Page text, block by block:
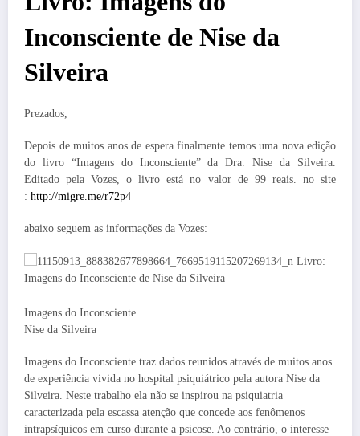
Inconsciente de Nise da
Silveira
Prezados,
Depois de muitos anos de espera finalmente temos uma nova edição
do livro “Imagens do Inconsciente” da Dra. Nise da Silveira.
Editado pela Vozes, o livro está no valor de 99 reais. no site
: http://migre.me/r72p4
abaixo seguem as informações da Vozes:
Imagens do Inconsciente
Nise da Silveira
Imagens do Inconsciente traz dados reunidos através de muitos anos
de experiência vivida no hospital psiquiátrico pela autora Nise da
Silveira. Neste trabalho ela não se inspirou na psiquiatria
caracterizada pela escassa atenção que concede aos fenômenos
intrapsíquicos em curso durante a psicose. Ao contrário, o interesse